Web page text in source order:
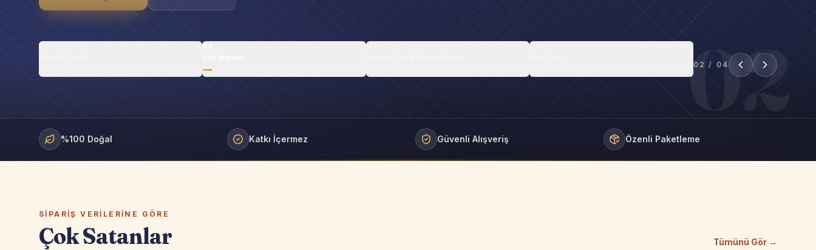
02
01 02 03 04
02 / 04
%100 Doğal Katkı İçermez Güvenli Alışveriş Özenli Paketleme
SIPARIŞ VERILERINE GÖRE
Çok Satanlar Tümünü Gör →